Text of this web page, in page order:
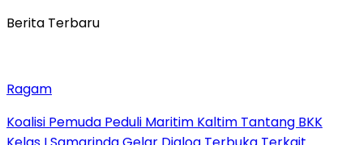
Berita Terbaru
Ragam
Koalisi Pemuda Peduli Maritim Kaltim Tantang BKK